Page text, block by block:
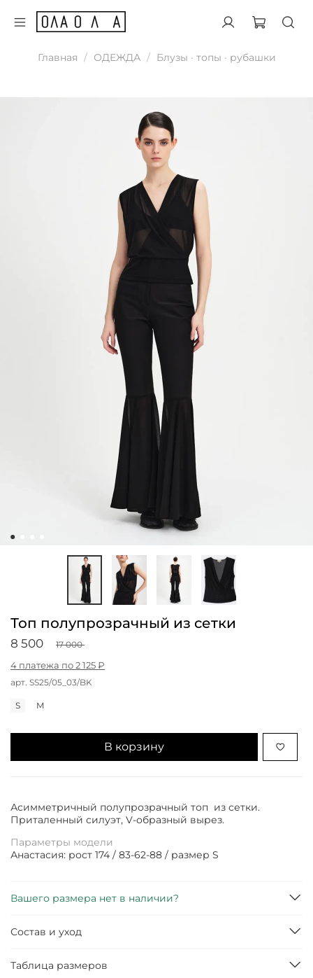
Главная ОДЕЖДА Блузы · топы · рубашки
арт. SS25/05_03/BK
Топ полупрозрачный из сетки
8 500 17 000
4 платежа по 2 125 ₽
S M
В корзину
Асимметричный полупрозрачный топ из сетки.
Приталенный силуэт, V-образный вырез.
Параметры модели
Анастасия: рост 174 / 83-62-88 / размер S
Вашего размера нет в наличии?
Состав и уход
Таблица размеров